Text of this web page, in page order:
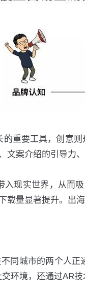
重要工具，创意
案介绍的引导力
入现实世界，从而
量显著提升。出
同城市的两个人
环境，还通过AR